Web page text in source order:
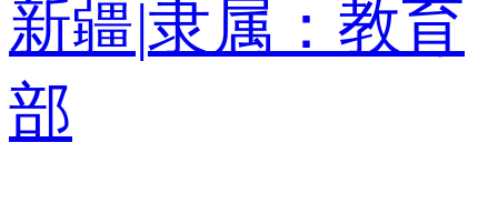
新疆|隶属：教育
部